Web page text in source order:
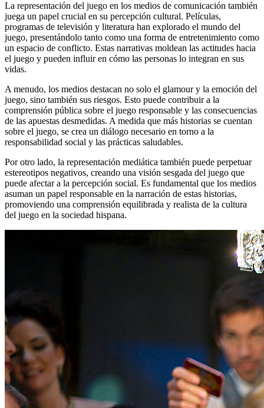
La representación del juego en los medios de comunicación también
juega un papel crucial en su percepción cultural. Películas,
programas de televisión y literatura han explorado el mundo del
juego, presentándolo tanto como una forma de entretenimiento como
un espacio de conflicto. Estas narrativas moldean las actitudes hacia
el juego y pueden influir en cómo las personas lo integran en sus
vidas.
A menudo, los medios destacan no solo el glamour y la emoción del
juego, sino también sus riesgos. Esto puede contribuir a la
comprensión pública sobre el juego responsable y las consecuencias
de las apuestas desmedidas. A medida que más historias se cuentan
sobre el juego, se crea un diálogo necesario en torno a la
responsabilidad social y las prácticas saludables.
Por otro lado, la representación mediática también puede perpetuar
estereotipos negativos, creando una visión sesgada del juego que
puede afectar a la percepción social. Es fundamental que los medios
asuman un papel responsable en la narración de estas historias,
promoviendo una comprensión equilibrada y realista de la cultura
del juego en la sociedad hispana.